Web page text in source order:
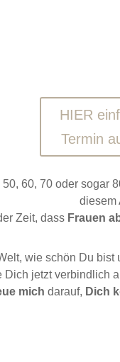
HIER
Termin
60, 70 oder sogar
diesem
Zeit, dass Frauen
wie schön Du bist
Dich jetzt verbindlich
mich darauf, Dich